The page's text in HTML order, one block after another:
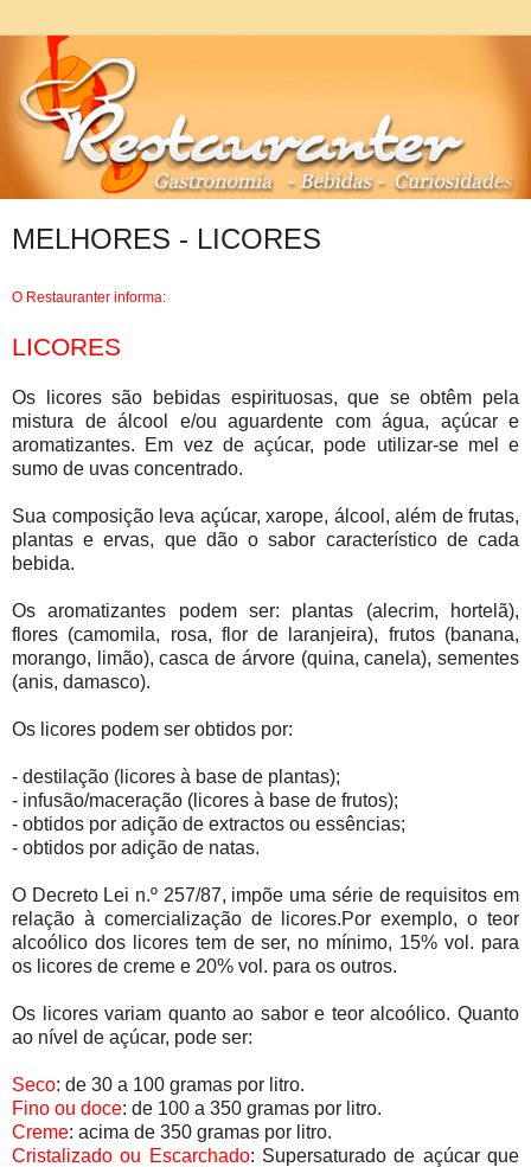
MELHORES - LICORES
O Restauranter informa:
LICORES
Os licores são bebidas espirituosas, que se obtêm pela
mistura de álcool e/ou aguardente com água, açúcar e
aromatizantes. Em vez de açúcar, pode utilizar-se mel e
sumo de uvas concentrado.
Sua composição leva açúcar, xarope, álcool, além de frutas,
plantas e ervas, que dão o sabor característico de cada
bebida.
Os aromatizantes podem ser: plantas (alecrim, hortelã),
flores (camomila, rosa, flor de laranjeira), frutos (banana,
morango, limão), casca de árvore (quina, canela), sementes
(anis, damasco).
Os licores podem ser obtidos por:
- destilação (licores à base de plantas);
- infusão/maceração (licores à base de frutos);
- obtidos por adição de extractos ou essências;
- obtidos por adição de natas.
O Decreto Lei n.º 257/87, impõe uma série de requisitos em
relação à comercialização de licores.Por exemplo, o teor
alcoólico dos licores tem de ser, no mínimo, 15% vol. para
os licores de creme e 20% vol. para os outros.
Os licores variam quanto ao sabor e teor alcoólico. Quanto
ao nível de açúcar, pode ser:
Seco: de 30 a 100 gramas por litro.
Fino ou doce: de 100 a 350 gramas por litro.
Creme: acima de 350 gramas por litro.
Cristalizado ou Escarchado: Supersaturado de açúcar que